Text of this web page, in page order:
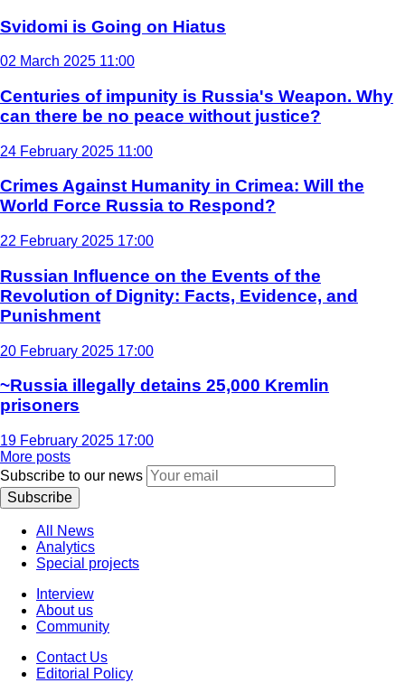
Svidomi is Going on Hiatus
02 March 2025 11:00
Centuries of impunity is Russia's Weapon. Why
can there be no peace without justice?
24 February 2025 11:00
Crimes Against Humanity in Crimea: Will the
World Force Russia to Respond?
22 February 2025 17:00
Russian Influence on the Events of the
Revolution of Dignity: Facts, Evidence, and
Punishment
20 February 2025 17:00
~Russia illegally detains 25,000 Kremlin
prisoners
19 February 2025 17:00
More posts
Subscribe to our news
Subscribe
All News
Analytics
Special projects
Interview
About us
Community
Contact Us
Editorial Policy